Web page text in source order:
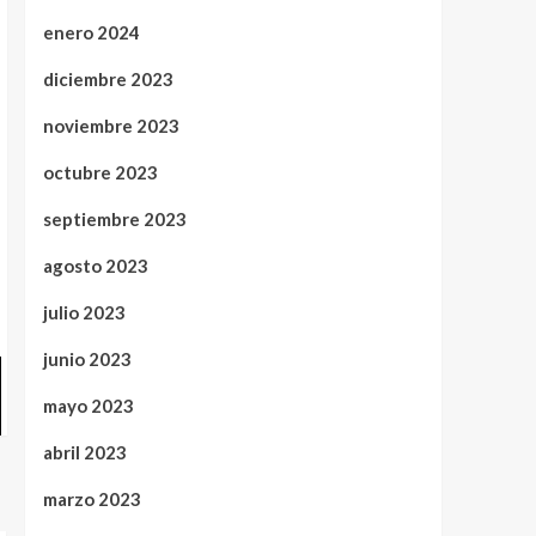
enero 2024
diciembre 2023
noviembre 2023
octubre 2023
septiembre 2023
agosto 2023
julio 2023
junio 2023
mayo 2023
abril 2023
marzo 2023